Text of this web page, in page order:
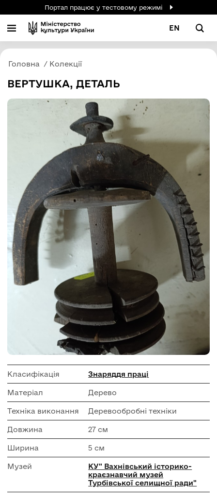
Портал працює у тестовому режимі
EN
Головна Колекції
ВЕРТУШКА, ДЕТАЛЬ
Класифікація Знаряддя праці
Матеріал Дерево
Техніка виконання Деревообробні техніки
Довжина 27 см
Ширина 5 см
Музей
КУ" Вахнівський історико-
краєзнавчий музей
Турбівської селищної ради"